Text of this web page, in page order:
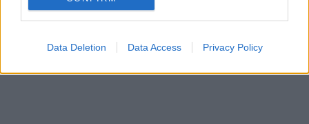
Data Deletion Data Access Privacy Policy